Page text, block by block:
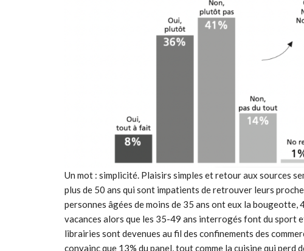
Un mot : simplicité. Plaisirs simples et retour aux sources
plus de 50 ans qui sont impatients de retrouver leurs
personnes âgées de moins de 35 ans ont eux la
vacances alors que les 35-49 ans interrogés font du sport
librairies sont devenues au fil des confinements des
convainc que 13% du panel, tout comme la cuisine qui